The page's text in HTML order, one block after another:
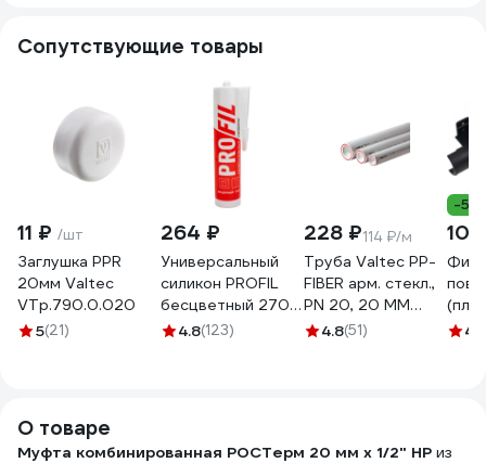
Сопутствующие товары
11 ₽ /шт
Заглушка PPR
20мм Valtec
VTp.790.0.020
5(21)
264 ₽
Универсальный
силикон PROFIL
бесцветный 270
мл 123081
4.8(123)
228 ₽114 ₽/м
Труба Valtec PP-
FIBER арм. стекл.,
PN 20, 20 MM
белый (2м)
4.8(51)
-5%
4.6
О товаре
Муфта комбинированная РОСТерм 20 мм х 1/2" НР из